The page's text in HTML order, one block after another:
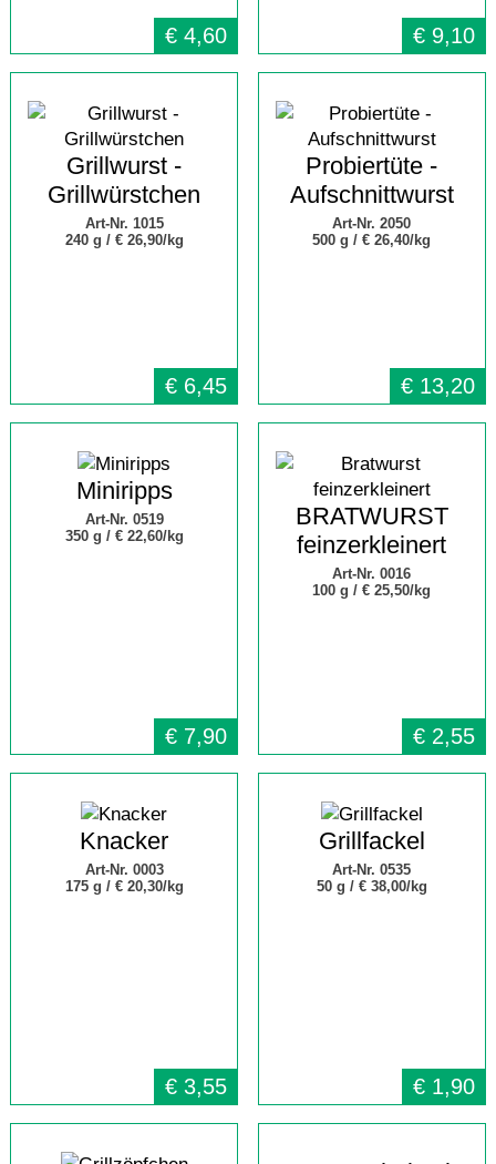
€ 4,60 € 9,10
Grillwurst -
Grillwürstchen
Art-Nr. 1015
240 g / € 26,90/kg
€ 6,45
Probiertüte -
Aufschnittwurst
Art-Nr. 2050
500 g /€ 26,40/kg
€ 13,20
Miniripps
Art-Nr. 0519
350 g / € 22,60/kg
€ 7,90
BRATWURST
feinzerkleinert
Art-Nr. 0016
100 g /€ 25,50/kg
€ 2,55
Knacker
Art-Nr. 0003
175 g / € 20,30/kg
€ 3,55
Grillfackel
Art-Nr. 0535
50 g / € 38,00/kg
€ 1,90